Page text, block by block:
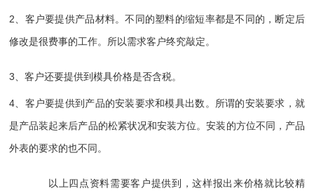
2、客户要提供产品材料。不同的塑料的缩短率都是不同的，断定后
修改是很费事的工作。所以需求客户终究敲定。
3、客户还要提供到模具价格是否含税。
4、客户要提供到产品的安装要求和模具出数。所谓的安装要求，就
是产品装起来后产品的松紧状况和安装方位。安装的方位不同，产品
外表的要求的也不同。
以上四点资料需要客户提供到，这样报出来价格就比较精